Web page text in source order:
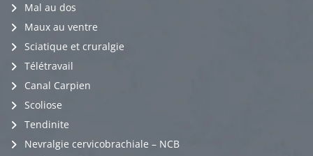
Mal au dos
Maux au ventre
Sciatique et cruralgie
Télétravail
Canal Carpien
Scoliose
Tendinite
Nevralgie cervicobrachiale – NCB